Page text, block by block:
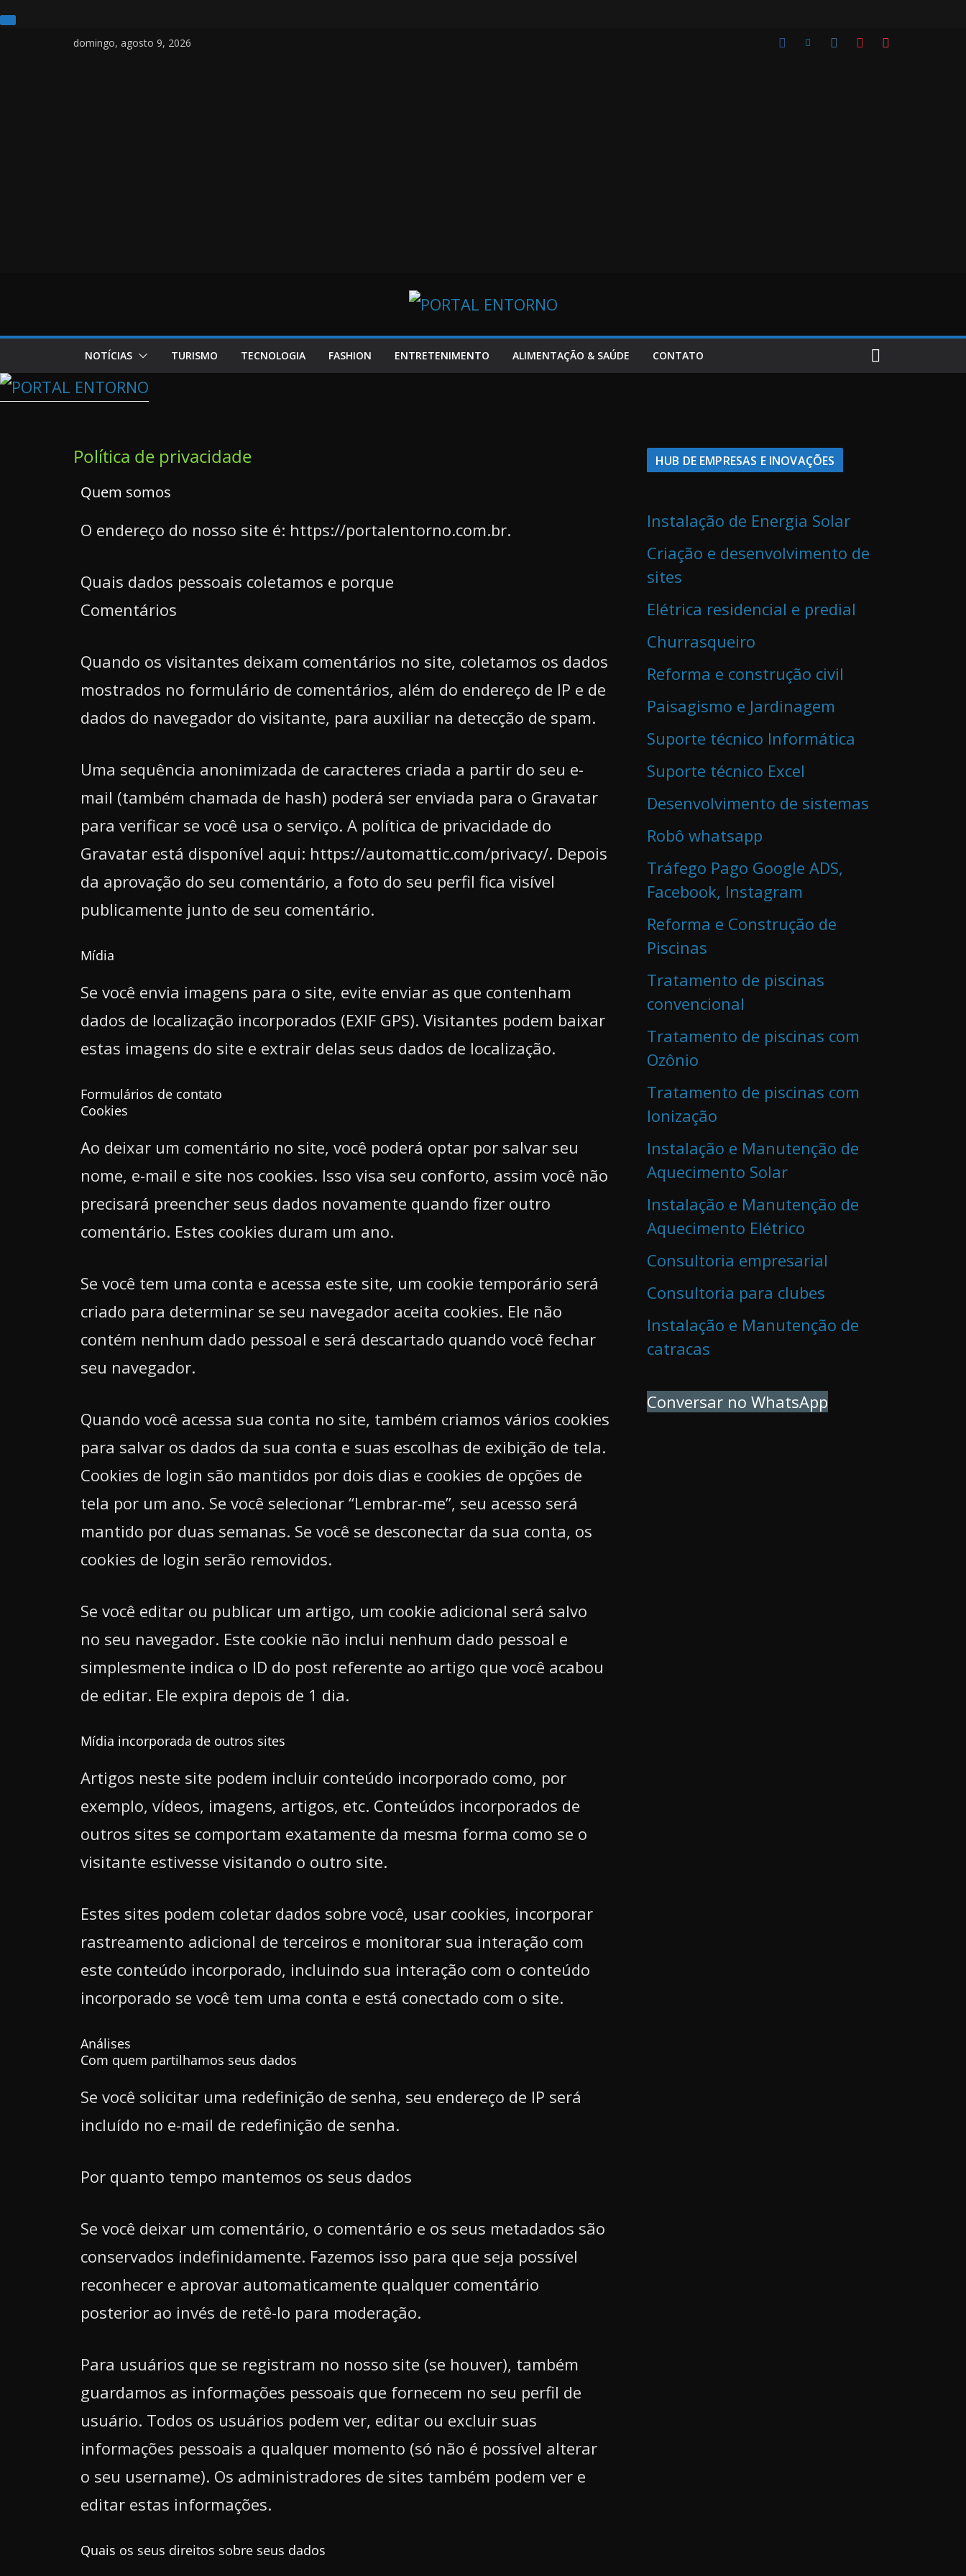
domingo, agosto 9, 2026
NOTÍCIAS TURISMO TECNOLOGIA FASHION ENTRETENIMENTO ALIMENTAÇÃO & SAÚDE CONTATO
Política de privacidade
Quem somos
O endereço do nosso site é: https://portalentorno.com.br.
Quais dados pessoais coletamos e porque
Comentários
Quando os visitantes deixam comentários no site, coletamos os dados
mostrados no formulário de comentários, além do endereço de IP e de
dados do navegador do visitante, para auxiliar na detecção de spam.
Uma sequência anonimizada de caracteres criada a partir do seu e-
mail (também chamada de hash) poderá ser enviada para o Gravatar
para verificar se você usa o serviço. A política de privacidade do
Gravatar está disponível aqui: https://automattic.com/privacy/. Depois
da aprovação do seu comentário, a foto do seu perfil fica visível
publicamente junto de seu comentário.
Mídia
Se você envia imagens para o site, evite enviar as que contenham
dados de localização incorporados (EXIF GPS). Visitantes podem baixar
estas imagens do site e extrair delas seus dados de localização.
Formulários de contato
Cookies
Ao deixar um comentário no site, você poderá optar por salvar seu
nome, e-mail e site nos cookies. Isso visa seu conforto, assim você não
precisará preencher seus dados novamente quando fizer outro
comentário. Estes cookies duram um ano.
Se você tem uma conta e acessa este site, um cookie temporário será
criado para determinar se seu navegador aceita cookies. Ele não
contém nenhum dado pessoal e será descartado quando você fechar
seu navegador.
Quando você acessa sua conta no site, também criamos vários cookies
para salvar os dados da sua conta e suas escolhas de exibição de tela.
Cookies de login são mantidos por dois dias e cookies de opções de
tela por um ano. Se você selecionar “Lembrar-me”, seu acesso será
mantido por duas semanas. Se você se desconectar da sua conta, os
cookies de login serão removidos.
Se você editar ou publicar um artigo, um cookie adicional será salvo
no seu navegador. Este cookie não inclui nenhum dado pessoal e
simplesmente indica o ID do post referente ao artigo que você acabou
de editar. Ele expira depois de 1 dia.
Mídia incorporada de outros sites
Artigos neste site podem incluir conteúdo incorporado como, por
exemplo, vídeos, imagens, artigos, etc. Conteúdos incorporados de
outros sites se comportam exatamente da mesma forma como se o
visitante estivesse visitando o outro site.
Estes sites podem coletar dados sobre você, usar cookies, incorporar
rastreamento adicional de terceiros e monitorar sua interação com
este conteúdo incorporado, incluindo sua interação com o conteúdo
incorporado se você tem uma conta e está conectado com o site.
Análises
Com quem partilhamos seus dados
Se você solicitar uma redefinição de senha, seu endereço de IP será
incluído no e-mail de redefinição de senha.
Por quanto tempo mantemos os seus dados
Se você deixar um comentário, o comentário e os seus metadados são
conservados indefinidamente. Fazemos isso para que seja possível
reconhecer e aprovar automaticamente qualquer comentário
posterior ao invés de retê-lo para moderação.
Para usuários que se registram no nosso site (se houver), também
guardamos as informações pessoais que fornecem no seu perfil de
usuário. Todos os usuários podem ver, editar ou excluir suas
informações pessoais a qualquer momento (só não é possível alterar
o seu username). Os administradores de sites também podem ver e
editar estas informações.
Quais os seus direitos sobre seus dados
HUB DE EMPRESAS E INOVAÇÕES
Instalação de Energia Solar
Criação e desenvolvimento de
sites
Elétrica residencial e predial
Churrasqueiro
Reforma e construção civil
Paisagismo e Jardinagem
Suporte técnico Informática
Suporte técnico Excel
Desenvolvimento de sistemas
Robô whatsapp
Tráfego Pago Google ADS,
Facebook, Instagram
Reforma e Construção de
Piscinas
Tratamento de piscinas
convencional
Tratamento de piscinas com
Ozônio
Tratamento de piscinas com
Ionização
Instalação e Manutenção de
Aquecimento Solar
Instalação e Manutenção de
Aquecimento Elétrico
Consultoria empresarial
Consultoria para clubes
Instalação e Manutenção de
catracas
Conversar no WhatsApp